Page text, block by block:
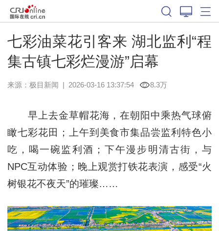
七彩油菜花引客来 湖北监利“程
集古镇七彩烂漫游”启幕
来源： 极目新闻 | 2026-03-16 13:37:54 8.3万
早上去金草帽花海，在朝阳中乘热气球俯
瞰七彩花田；上午到美食市集品尝监利特色小
吃，喝一碗监利酒；下午漫步明清古街，与
NPC互动体验；晚上观赏打铁花表演，感受“火
树银花不夜天”的璀璨……